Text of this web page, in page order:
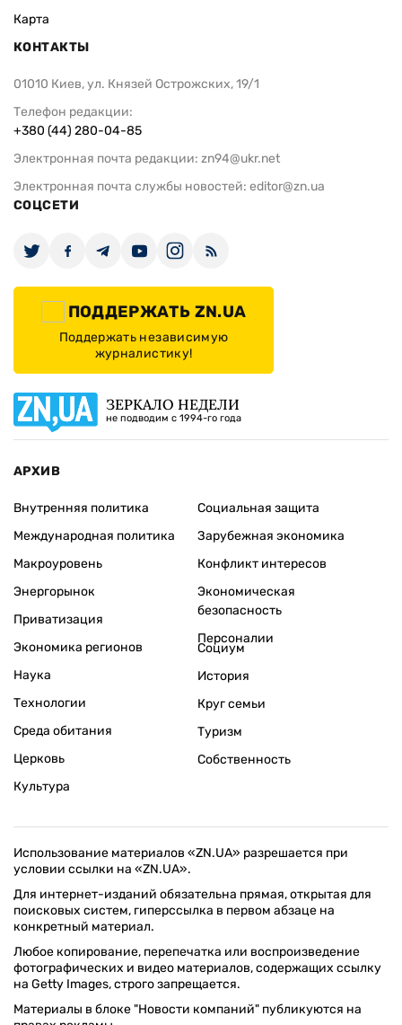
Карта
КОНТАКТЫ
01010 Киев, ул. Князей Острожских, 19/1
Телефон редакции:
+380 (44) 280-04-85
Электронная почта редакции: zn94@ukr.net
Электронная почта службы новостей: editor@zn.ua
СОЦСЕТИ
ПОДДЕРЖАТЬ ZN.UA
Поддержать независимую
журналистику!
ЗЕРКАЛО НЕДЕЛИ
не подводим с 1994-го года
АРХИВ
Внутренняя политика
Международная политика
Макроуровень
Энергорынок
Приватизация
Экономика регионов
Социальная защита
Зарубежная экономика
Конфликт интересов
Экономическая
безопасность
Персоналии
Наука
Технологии
Среда обитания
Церковь
Культура
Социум
История
Круг семьи
Туризм
Собственность
Использование материалов «ZN.UA» разрешается при
условии ссылки на «ZN.UA».
Для интернет-изданий обязательна прямая, открытая для
поисковых систем, гиперссылка в первом абзаце на
конкретный материал.
Любое копирование, перепечатка или воспроизведение
фотографических и видео материалов, содержащих ссылку
на Getty Images, строго запрещается.
Материалы в блоке "Новости компаний" публикуются на